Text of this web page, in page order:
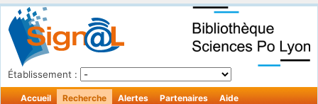
Établissement :
Accueil Recherche Alertes Partenaires Aide